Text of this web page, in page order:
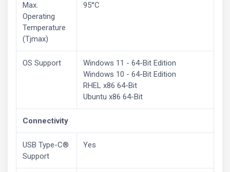
Max.
Operating
Temperature
(Tjmax)
95°C
OS Support
Windows 11 - 64-Bit Edition
Windows 10 - 64-Bit Edition
RHEL x86 64-Bit
Ubuntu x86 64-Bit
Connectivity
USB Type-C®
Support
Yes